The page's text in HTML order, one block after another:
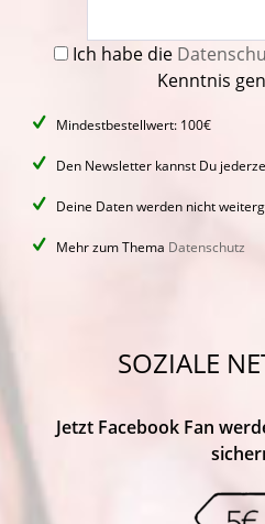
Ich habe die
Kenntnis
Mindestbestellwert: 100€
Den Newsletter kannst Du
Deine Daten werden nicht
Mehr zum Thema Datenschutz
SOZIALE
Jetzt Facebook Fan